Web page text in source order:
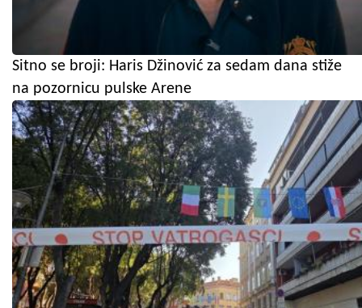
Sitno se broji: Haris Džinović za sedam dana stiže
na pozornicu pulske Arene